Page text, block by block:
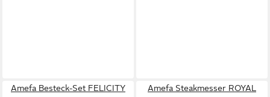
Amefa Besteck-Set FELICITY
Amefa Steakmesser ROYAL